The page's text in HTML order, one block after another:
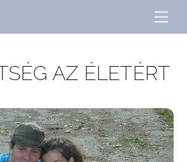
AZ ÉLETÉRT